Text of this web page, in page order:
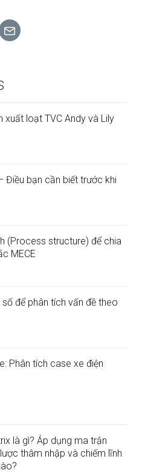
loạt TVC Andy và Lily
Điều bạn cần biết trước khi
(Process structure) để chia
MECE
để phân tích vấn đề theo
Phân tích case xe điện
là gì? Áp dụng ma trận
thâm nhập và chiếm lĩnh